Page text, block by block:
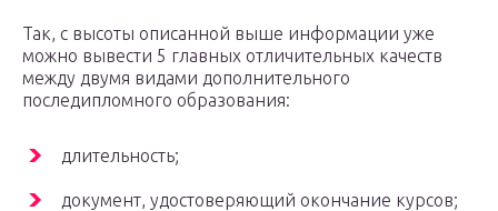
Так, с высоты описанной выше информации уже
можно вывести 5 главных отличительных качеств
между двумя видами дополнительного
последипломного образования:
длительность;
документ, удостоверяющий окончание курсов;